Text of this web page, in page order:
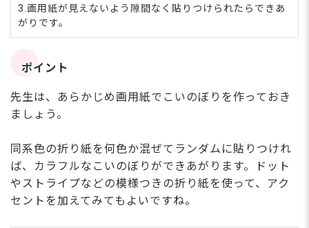
3.画用紙が見えないよう隙間なく貼りつけられたらできあ
がりです。
ポイント
先生は、あらかじめ画用紙でこいのぼりを作っておき
ましょう。
同系色の折り紙を何色か混ぜてランダムに貼りつけれ
ば、カラフルなこいのぼりができあがります。ドット
やストライプなどの模様つきの折り紙を使って、アク
セントを加えてみてもよいですね。